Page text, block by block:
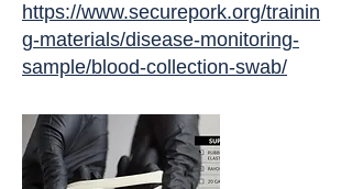
https://www.securepork.org/trainin
g-materials/disease-monitoring-
sample/blood-collection-swab/